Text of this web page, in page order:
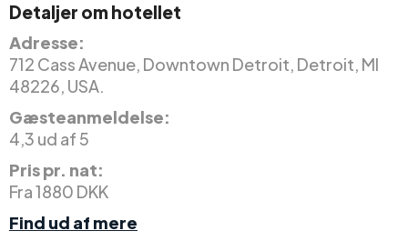
Detaljer om hotellet
Adresse:
712 Cass Avenue, Downtown Detroit, Detroit, MI
48226, USA.
Gæsteanmeldelse:
4,3 ud af 5
Pris pr. nat:
Fra 1880 DKK
Find ud af mere